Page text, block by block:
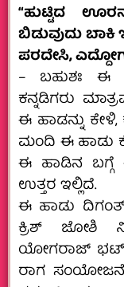
“ಹುಟ್ಟಿದ
ಬಿಡುವುದು
ಪರದೇಸಿ,
– ಬಹುಶಃ ಈ
ಕನ್ನಡಿಗರು
ಈ ಹಾಡನ್ನು
ಮಂದಿ ಈ ಹಾಡು
ಈ ಹಾಡಿನ ಬಗ್ಗೆ
ಉತ್ತರ ಇಲ್ಲಿದೆ.
ಈ ಹಾಡು
ಕ್ರಿಶ್‌ ಜೋಶಿ
ಯೋಗರಾಜ್‌ ಭಟ್‌
ರಾಗ ಸಂಯೋಜನೆ